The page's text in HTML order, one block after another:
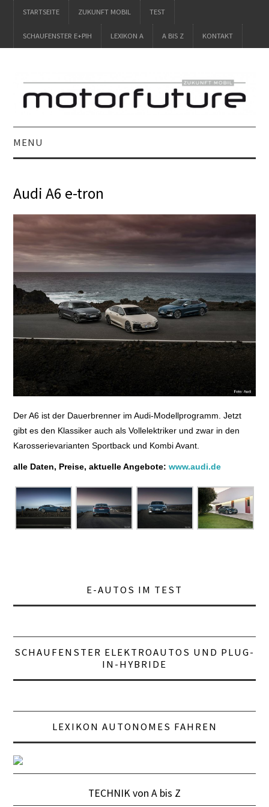
STARTSEITE ZUKUNFT MOBIL TEST
SCHAUFENSTER E+PIH LEXIKON A A BIS Z KONTAKT
MENU
ZUKUNFT MOBIL
SCHAUFENSTER
E+PIH
LEXIKON A
A BIS Z
KONTAKT
Audi A6 e-tron
Der A6 ist der Dauerbrenner im Audi-Modellprogramm. Jetzt
gibt es den Klassiker auch als Vollelektriker und zwar in den
Karosserievarianten Sportback und Kombi Avant.
alle Daten, Preise, aktuelle Angebote:www.audi.de
E-AUTOS IM TEST
SCHAUFENSTER ELEKTROAUTOS UND PLUG-
IN-HYBRIDE
LEXIKON AUTONOMES FAHREN
TECHNIK von A bis Z